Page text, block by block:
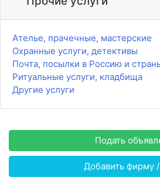
Ателье, прачечные, мастерские
Охранные услуги, детективы
Почта, посылки в Россию и
Ритуальные услуги, кладбища
Другие услуги
Подать
Добавить фирму /